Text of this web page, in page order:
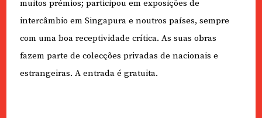
muitos prémios; participou em exposições de
intercâmbio em Singapura e noutros países, sempre
com uma boa receptividade crítica. As suas obras
fazem parte de colecções privadas de nacionais e
estrangeiras. A entrada é gratuita.